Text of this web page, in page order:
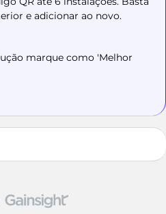
e adicionar ao novo.
marque como 'Melhor